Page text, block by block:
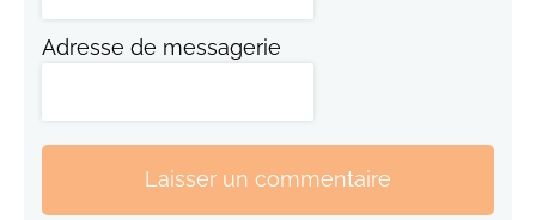
Adresse de messagerie
Laisser un commentaire